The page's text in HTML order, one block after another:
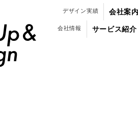
デザイン実績 会社案
会社情報 サービス紹介